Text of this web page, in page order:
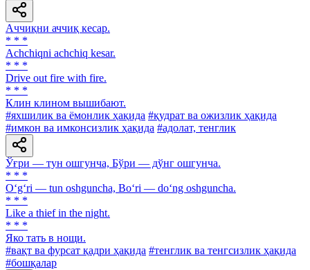
Аччиқни аччиқ кесар.
* * *
Achchiqni achchiq kesar.
* * *
Drive out fire with fire.
* * *
Клин клином вышибают.
#яхшилик ва ёмонлик ҳақида #қудрат ва ожизлик ҳақида
#имкон ва имконсизлик ҳақида #адолат, тенглик
Ўғри — тун ошгунча, Бўри — дўнг ошгунча.
* * *
O‘g‘ri — tun oshguncha, Bo‘ri — do‘ng oshguncha.
* * *
Like a thief in the night.
* * *
Яко тать в нощи.
#вақт ва фурсат қадри ҳақида #тенглик ва тенгсизлик ҳақида
#бошқалар